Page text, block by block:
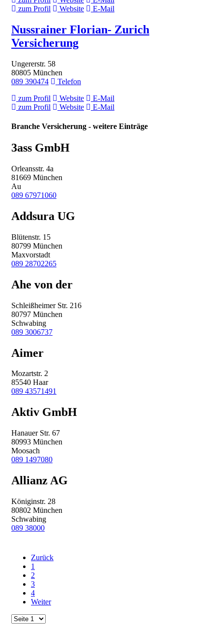
zum Profil
Website E-Mail
Nussrainer Florian- Zurich
Versicherung
Ungererstr. 58
80805 München
089 390474
Telefon
zum Profil
Website
E-Mail
zum Profil
Website E-Mail
Branche Versicherung - weitere Einträge
3ass GmbH
Orleansstr. 4a
81669 München
Au
089 67971060
Addsura UG
Blütenstr. 15
80799 München
Maxvorstadt
089 28702265
Ahe von der
Schleißheimer Str. 216
80797 München
Schwabing
089 3006737
Aimer
Mozartstr. 2
85540 Haar
089 43571491
Aktiv GmbH
Hanauer Str. 67
80993 München
Moosach
089 1497080
Allianz AG
Königinstr. 28
80802 München
Schwabing
089 38000
Zurück
1
2
3
4
Weiter